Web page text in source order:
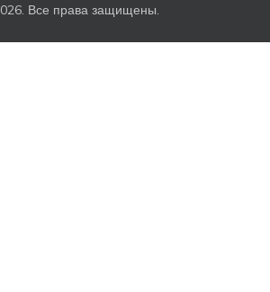
Все права защищены.